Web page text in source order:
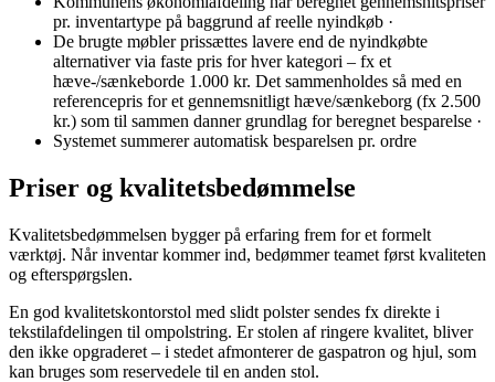
pr. inventartype på baggrund af reelle nyindkøb ·
De brugte møbler prissættes lavere end de nyindkøbte
alternativer via faste pris for hver kategori – fx et
hæve-/sænkeborde 1.000 kr. Det sammenholdes så med en
referencepris for et gennemsnitligt hæve/sænkeborg (fx 2.500
kr.) som til sammen danner grundlag for beregnet besparelse ·
Systemet summerer automatisk besparelsen pr. ordre
Priser og kvalitetsbedømmelse
Kvalitetsbedømmelsen bygger på erfaring frem for et formelt
værktøj. Når inventar kommer ind, bedømmer teamet først kvaliteten
og efterspørgslen.
En god kvalitetskontorstol med slidt polster sendes fx direkte i
tekstilafdelingen til ompolstring. Er stolen af ringere kvalitet, bliver
den ikke opgraderet – i stedet afmonterer de gaspatron og hjul, som
kan bruges som reservedele til en anden stol.